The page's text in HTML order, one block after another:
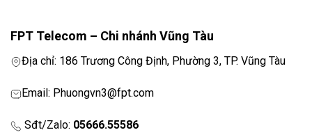
FPT Telecom – Chi nhánh Vũng Tàu
Địa chỉ: 186 Trương Công Định, Phường 3, TP. Vũng Tàu
Email: Phuongvn3@fpt.com
Sđt/Zalo: 05666.55586